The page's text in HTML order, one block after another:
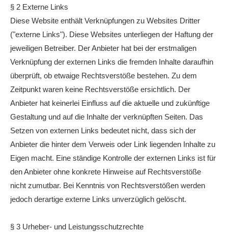
§ 2 Externe Links
Diese Website enthält Verknüpfungen zu Websites Dritter
("externe Links"). Diese Websites unterliegen der Haftung der
jeweiligen Betreiber. Der Anbieter hat bei der erstmaligen
Verknüpfung der externen Links die fremden Inhalte daraufhin
überprüft, ob etwaige Rechtsverstöße bestehen. Zu dem
Zeitpunkt waren keine Rechtsverstöße ersichtlich. Der
Anbieter hat keinerlei Einfluss auf die aktuelle und zukünftige
Gestaltung und auf die Inhalte der verknüpften Seiten. Das
Setzen von externen Links bedeutet nicht, dass sich der
Anbieter die hinter dem Verweis oder Link liegenden Inhalte zu
Eigen macht. Eine ständige Kontrolle der externen Links ist für
den Anbieter ohne konkrete Hinweise auf Rechtsverstöße
nicht zumutbar. Bei Kenntnis von Rechtsverstößen werden
jedoch derartige externe Links unverzüglich gelöscht.
§ 3 Urheber- und Leistungsschutzrechte